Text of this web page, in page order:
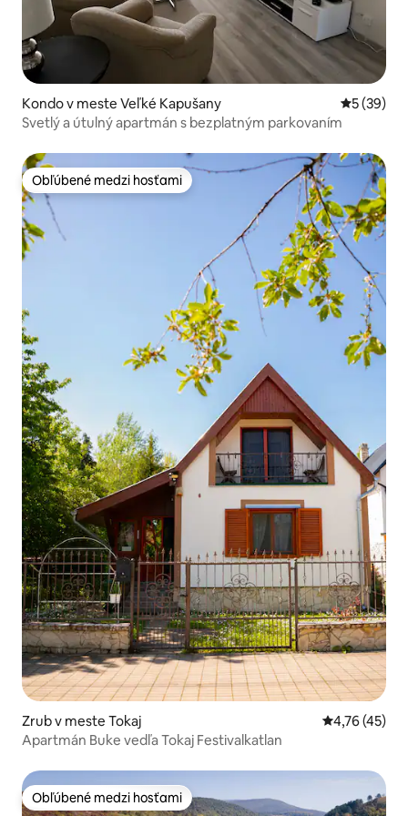
Kondo v meste Veľké Kapušany
5 (39)
Svetlý a útulný apartmán s bezplatným parkovaním
Obľúbené medzi hosťami
Obľúbené medzi hosťami
Zrub v meste Tokaj Priemerné
4,76 (45)
Apartmán Buke vedľa Tokaj Festivalkatlan
Obľúbené medzi hosťami
Obľúbené medzi hosťami